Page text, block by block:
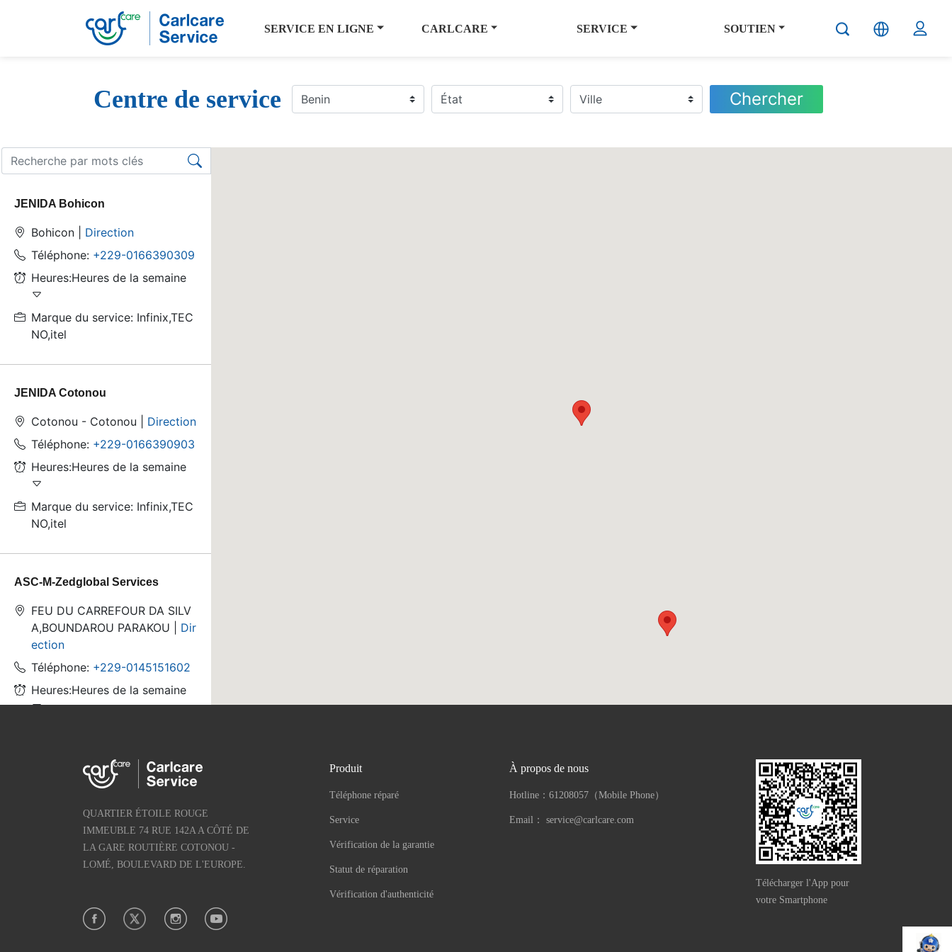
SERVICE EN LIGNE CARLCARE SERVICE SOUTIEN
Centre de service Chercher
JENIDA Bohicon
Bohicon | Direction
Téléphone: +229-0166390309
Heures:Heures de la semaine
Marque du service: Infinix,TEC
NO,itel
JENIDA Cotonou
Cotonou - Cotonou | Direction
Téléphone: +229-0166390903
Heures:Heures de la semaine
Marque du service: Infinix,TEC
NO,itel
ASC-M-Zedglobal Services
FEU DU CARREFOUR DA SILV
A,BOUNDAROU PARAKOU | Dir
ection
Téléphone: +229-0145151602
Heures:Heures de la semaine
Faites une réservation
QUARTIER ÉTOILE ROUGE
IMMEUBLE 74 RUE 142A A CÔTÉ DE
LA GARE ROUTIÈRE COTONOU -
LOMÉ, BOULEVARD DE L'EUROPE.
Produit
Téléphone réparé
Service
Vérification de la garantie
Statut de réparation
Vérification d'authenticité
À propos de nous
Hotline： 61208057（Mobile Phone）
Email： service@carlcare.com
Télécharger l'App pour
votre Smartphone